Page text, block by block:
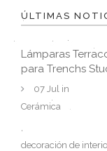
ÚLTIMAS
Lámparas
para Trenchs
07 Jul in
Cerámica
decoración de